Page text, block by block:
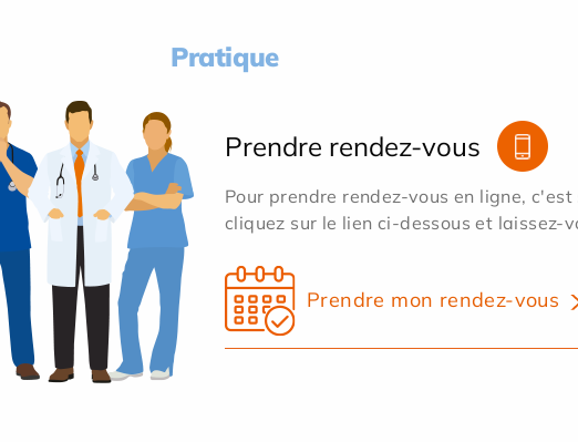
Pratique
Prendre rendez-vous
Pour prendre rendez-vous en ligne,
cliquez sur le lien ci-dessous et laissez-
Prendre mon rendez-vous